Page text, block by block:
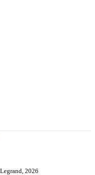
2026